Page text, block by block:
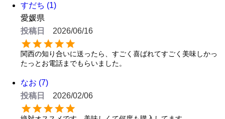
すだち
1
愛媛県
投稿日
2026/06/16
関西の知り合いに送ったら、すごく喜ばれてすごく美味しかっ
たっとお電話までもらいました。
なお 7
投稿日
2026/02/06